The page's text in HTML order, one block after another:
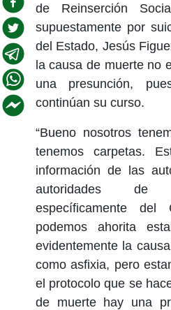
de Reinserción
supuestamente por
del Estado, Jesús
la causa de muerte no
una presunción,
continúan su curso.
“Bueno nosotros
tenemos carpetas.
información de las
autoridades de
específicamente del
podemos ahorita
evidentemente la
como asfixia, pero
el protocolo que se
de muerte hay una